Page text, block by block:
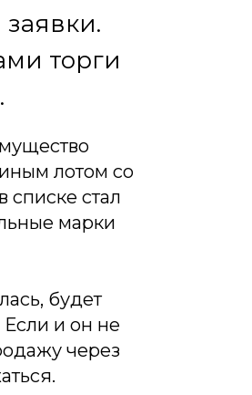
торги
лотом со
списке стал
марки
будет
и он не
через